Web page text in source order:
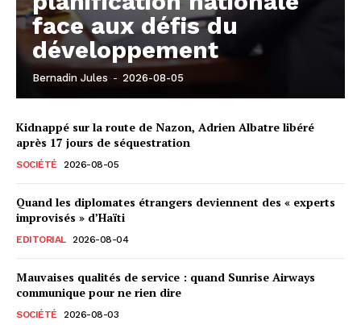
face aux défis du
développement
Bernadin Jules - 2026-08-05
Kidnappé sur la route de Nazon, Adrien Albatre libéré
après 17 jours de séquestration
SOCIÉTÉ 2026-08-05
Quand les diplomates étrangers deviennent des « experts
improvisés » d’Haïti
EDITORIAL 2026-08-04
Mauvaises qualités de service : quand Sunrise Airways
communique pour ne rien dire
SOCIÉTÉ 2026-08-03